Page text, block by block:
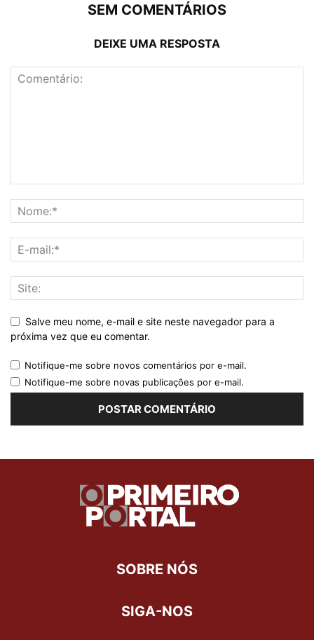
SEM COMENTÁRIOS
DEIXE UMA RESPOSTA
Salve meu nome, e-mail e site neste navegador para a
próxima vez que eu comentar.
Notifique-me sobre novos comentários por e-mail.
Notifique-me sobre novas publicações por e-mail.
SOBRE NÓS
SIGA-NOS